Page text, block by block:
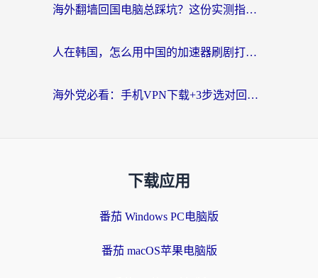
海外翻墙回国电脑总踩坑？这份实测指南帮你选对加速器（附ChickCNinitapMalus对比）
人在韩国，怎么用中国的加速器刷剧打游戏？这份真实体验指南给你答案
海外党必看：手机VPN下载+3步选对回国加速器，无缝刷国内资源不再愁
下载应用
番茄 Windows PC电脑版
番茄 macOS苹果电脑版